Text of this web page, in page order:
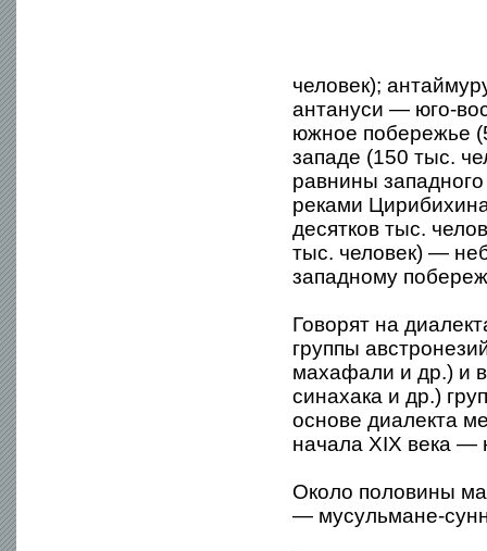
человек);
антануси — юго-
южное побережье
западе (150 тыс.
равнины
реками
десятков тыс.
тыс. человек) —
западному
Говорят на
группы
махафали и др.) и
синахака и др.)
основе диалекта
начала XIX века —
Около половины
— мусульмане-